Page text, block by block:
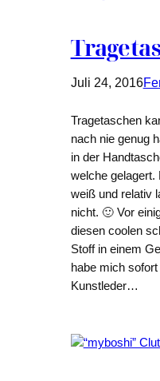
Juli 24, 2016
Tragetaschen
nach nie genug
in der
welche gelagert.
weiß und relativ
nicht. 🙂 Vor
diesen coolen
Stoff in einem
habe mich
Kunstleder…